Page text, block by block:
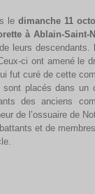
le dimanche 11
à Ablain-Saint-
leurs descendants.
ci ont amené le
fut curé de cette
placés dans un
des anciens
de l’ossuaire de
et de